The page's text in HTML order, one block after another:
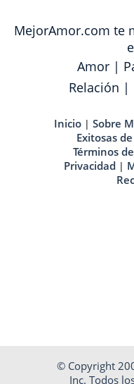
MejorAmor.com te
Amor|
Relación |
Inicio | Sobre
Exitosas
Términos
Privacidad |
© Copyright
Inc. Todos